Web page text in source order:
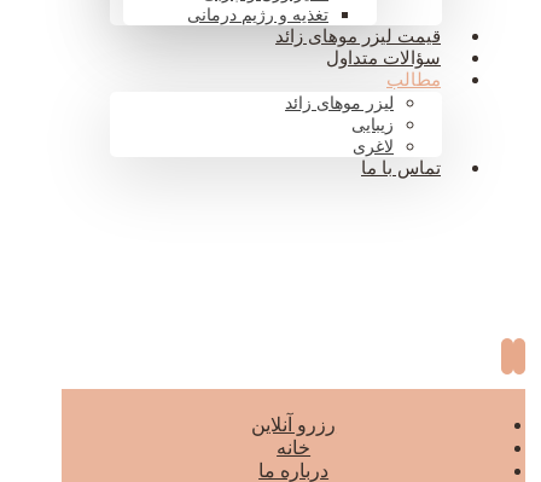
تغذیه و رژیم درمانی
قیمت لیزر موهای زائد
سؤالات متداول
مطالب
لیزر موهای زائد
زیبایی
لاغری
تماس با ما
رزرو آنلاین
خانه
درباره ما